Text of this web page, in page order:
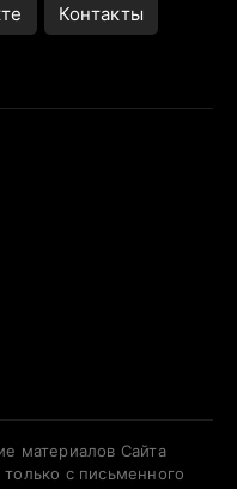
Контакты
материалов Сайта
с письменного